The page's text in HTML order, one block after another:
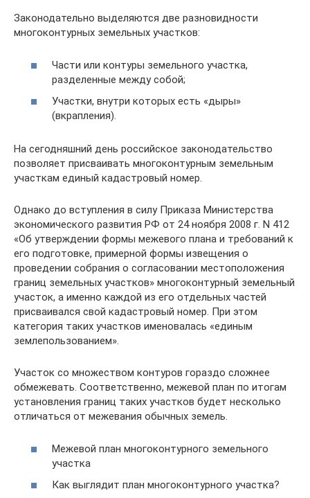
Законодательно выделяются две разновидности
многоконтурных земельных участков:
Части или контуры земельного участка,
разделенные между собой;
Участки, внутри которых есть «дыры»
(вкрапления).
На сегодняшний день российское законодательство
позволяет присваивать многоконтурным земельным
участкам единый кадастровый номер.
Однако до вступления в силу Приказа Министерства
экономического развития РФ от 24 ноября 2008 г. N 412
«Об утверждении формы межевого плана и требований к
его подготовке, примерной формы извещения о
проведении собрания о согласовании местоположения
границ земельных участков» многоконтурный земельный
участок, а именно каждой из его отдельных частей
присваивался свой кадастровый номер. При этом
категория таких участков именовалась «единым
землепользованием».
Участок со множеством контуров гораздо сложнее
обмежевать. Соответственно, межевой план по итогам
установления границ таких участков будет несколько
отличаться от межевания обычных земель.
Межевой план многоконтурного земельного
участка
Как выглядит план многоконтурного участка?